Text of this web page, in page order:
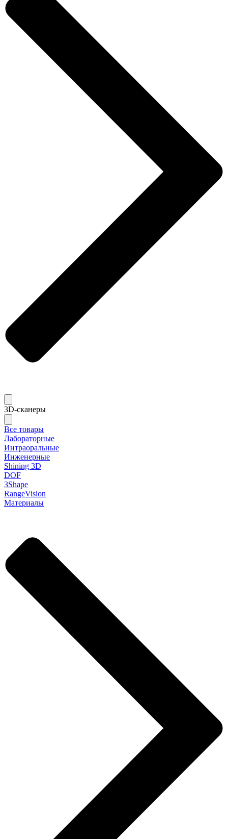
3D-сканеры
Все товары
Лабораторные
Интраоральные
Инженерные
Shining 3D
DOF
3Shape
RangeVision
Материалы